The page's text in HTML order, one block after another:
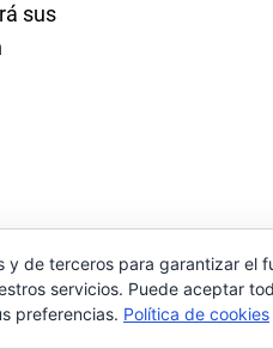
sus
y de terceros para garantizar el
servicios. Puede aceptar
preferencias. Política de cookies